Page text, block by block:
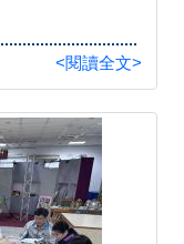
<閱讀全文>